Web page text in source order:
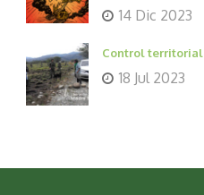
14 Dic 2023
Control territorial
18 Jul 2023